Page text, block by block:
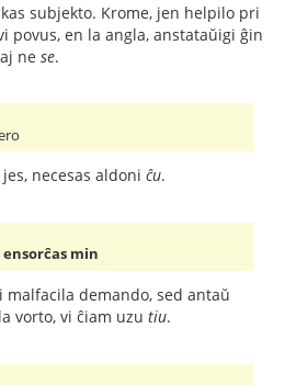
subjekto. Krome, jen helpilo pri
povus, en la angla, anstataŭigi ĝin
ne se.
necesas aldoni ĉu.
ensorĉas min
malfacila demando, sed antaŭ
vorto, vi ĉiam uzu tiu.